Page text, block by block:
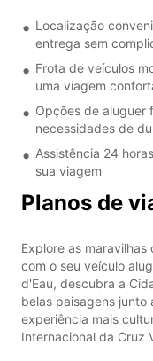
Localização
entrega sem
Frota de veículos
uma viagem
Opções de aluguer
necessidades de
Assistência 24
sua viagem
Planos de
Explore as
com o seu veículo
d'Eau, descubra a
belas paisagens junto
experiência mais
Internacional da Cruz